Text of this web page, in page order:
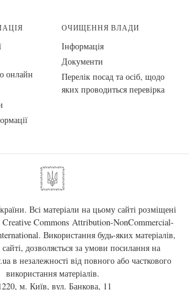
онлайн
ОЧИЩЕННЯ ВЛАДИ
Інформація
Документи
Перелік посад та осіб, щодо
яких проводиться перевірка
Всі матеріали на цьому сайті розміщені
Creative Commons Attribution-NonCommercial-
. Використання будь-яких матеріалів,
дозволяється за умови посилання на
в незалежності від повного або часткового
використання матеріалів.
м. Київ, вул. Банкова, 11